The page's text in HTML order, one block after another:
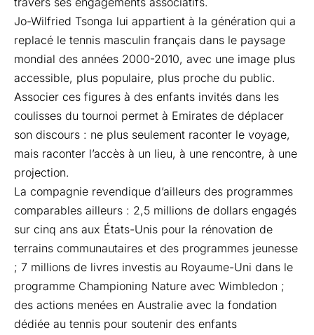
Jo-Wilfried Tsonga lui appartient à la génération qui a
replacé le tennis masculin français dans le paysage
mondial des années 2000-2010, avec une image plus
accessible, plus populaire, plus proche du public.
Associer ces figures à des enfants invités dans les
coulisses du tournoi permet à Emirates de déplacer
son discours : ne plus seulement raconter le voyage,
mais raconter l’accès à un lieu, à une rencontre, à une
projection.
La compagnie revendique d’ailleurs des programmes
comparables ailleurs : 2,5 millions de dollars engagés
sur cinq ans aux États-Unis pour la rénovation de
terrains communautaires et des programmes jeunesse
; 7 millions de livres investis au Royaume-Uni dans le
programme Championing Nature avec Wimbledon ;
des actions menées en Australie avec la fondation
dédiée au tennis pour soutenir des enfants